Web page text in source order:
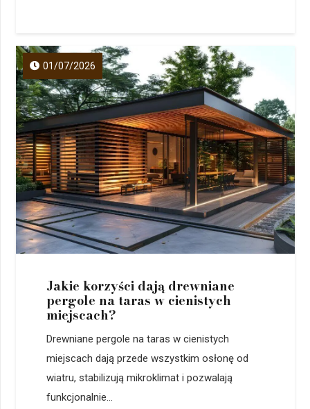
01/07/2026
Jakie korzyści dają drewniane
pergole na taras w cienistych
miejscach?
Drewniane pergole na taras w cienistych
miejscach dają przede wszystkim osłonę od
wiatru, stabilizują mikroklimat i pozwalają
funkcjonalnie...